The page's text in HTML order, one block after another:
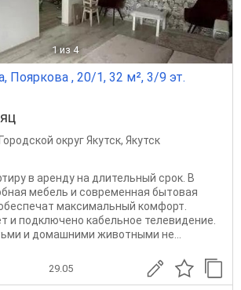
1 из 4
Пояркова , 20/1, 32 м², 3/9 эт.
Городской округ Якутск, Якутск
в аренду на длительный срок. В
мебель и современная бытовая
максимальный комфорт.
и подключено кабельное телевидение.
и домашними животными не...
29.05